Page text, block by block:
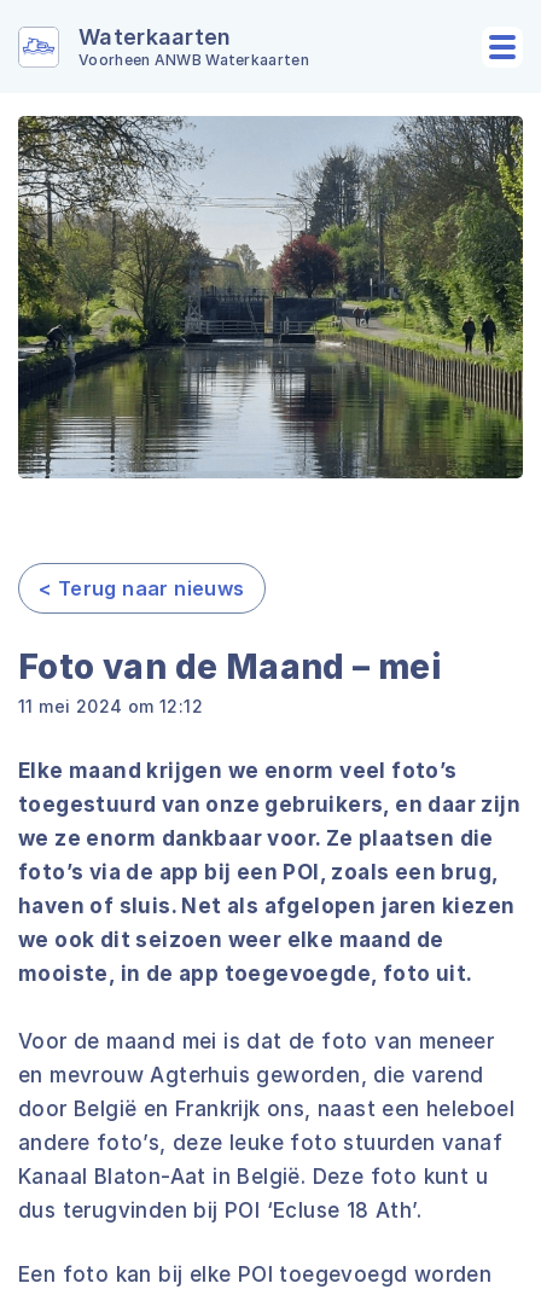
Waterkaarten
Voorheen ANWB Waterkaarten
< Terug naar nieuws
Foto van de Maand – mei
11 mei 2024 om 12:12
Elke maand krijgen we enorm veel foto’s
toegestuurd van onze gebruikers, en daar zijn
we ze enorm dankbaar voor. Ze plaatsen die
foto’s via de app bij een POI, zoals een brug,
haven of sluis. Net als afgelopen jaren kiezen
we ook dit seizoen weer elke maand de
mooiste, in de app toegevoegde, foto uit.
Voor de maand mei is dat de foto van meneer
en mevrouw Agterhuis geworden, die varend
door België en Frankrijk ons, naast een heleboel
andere foto’s, deze leuke foto stuurden vanaf
Kanaal Blaton-Aat in België. Deze foto kunt u
dus terugvinden bij POI ‘Ecluse 18 Ath’.
Een foto kan bij elke POI toegevoegd worden